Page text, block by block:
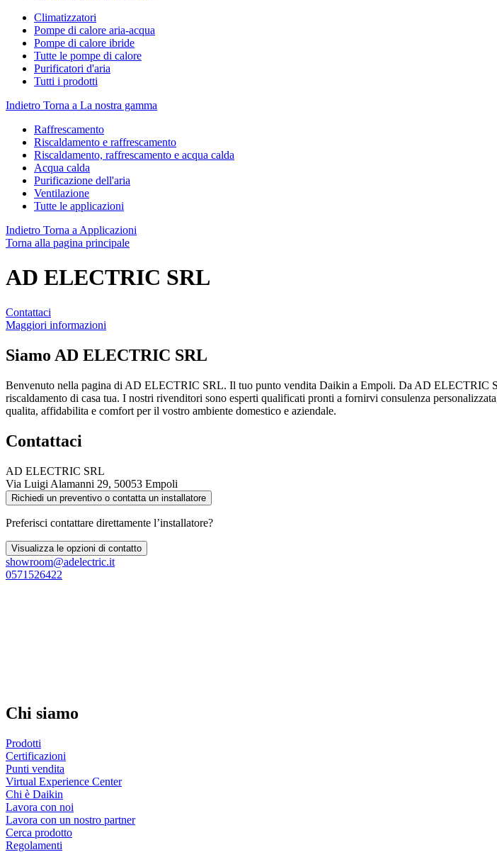
Climatizzatori
Pompe di calore aria-acqua
Pompe di calore ibride
Tutte le pompe di calore
Purificatori d'aria
Tutti i prodotti
Indietro Torna a La nostra gamma
Raffrescamento
Riscaldamento e raffrescamento
Riscaldamento, raffrescamento e acqua calda
Acqua calda
Purificazione dell'aria
Ventilazione
Tutte le applicazioni
Indietro Torna a Applicazioni
Torna alla pagina principale
AD ELECTRIC SRL
Contattaci
Maggiori informazioni
Siamo AD ELECTRIC SRL
Benvenuto nella pagina di AD ELECTRIC SRL. Il tuo punto vendita Daikin a Empoli. Da AD ELECTRIC
riscaldamento di casa tua. I nostri rivenditori sono esperti qualificati pronti a fornirvi consulenza
qualita, affidabilita e comfort per il vostro ambiente domestico e aziendale.
Contattaci
AD ELECTRIC SRL
Via Luigi Alamanni 29, 50053 Empoli
Richiedi un preventivo o contatta un installatore
Preferisci contattare direttamente l’installatore?
Visualizza le opzioni di contatto
showroom@adelectric.it
0571526422
Chi siamo
Prodotti
Certificazioni
Punti vendita
Virtual Experience Center
Chi è Daikin
Lavora con noi
Lavora con un nostro partner
Cerca prodotto
Regolamenti